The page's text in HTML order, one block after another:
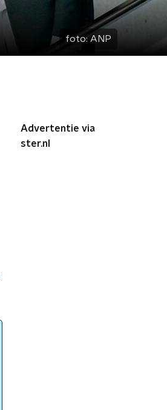
foto: ANP
Advertentie via
ster.nl